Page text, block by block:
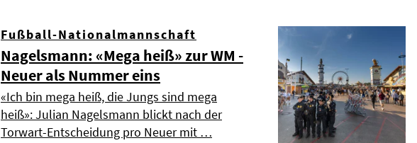
Fußball-Nationalmannschaft
Nagelsmann: «Mega heiß» zur WM -
Neuer als Nummer eins
«Ich bin mega heiß, die Jungs sind mega
heiß»: Julian Nagelsmann blickt nach der
Torwart-Entscheidung pro Neuer mit …